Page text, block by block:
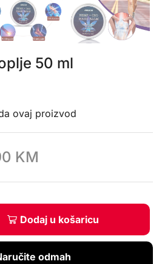
50 ml
ovaj proizvod
KM
Dodaj u košaricu
odmah